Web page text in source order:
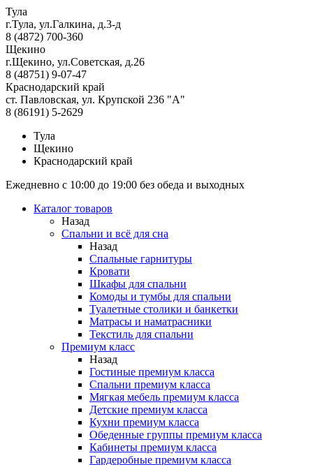
Тула
г.Тула, ул.Галкина, д.3-д
8 (4872) 700-360
Щекино
г.Щекино, ул.Советская, д.26
8 (48751) 9-07-47
Краснодарский край
ст. Павловская, ул. Крупской 236 "А"
8 (86191) 5-2629
Тула
Щекино
Краснодарский край
Ежедневно с 10:00 до 19:00 без обеда и выходных
Каталог товаров
Назад
Спальни и всё для сна
Назад
Спальные гарнитуры
Кровати
Шкафы для спальни
Комоды и тумбы для спальни
Туалетные столики и банкетки
Матрасы и наматрасники
Текстиль для спальни
Премиум класс
Назад
Гостиные премиум класса
Спальни премиум класса
Мягкая мебель премиум класса
Детские премиум класса
Кухни премиум класса
Обеденные группы премиум класса
Кабинеты премиум класса
Гардеробные премиум класса